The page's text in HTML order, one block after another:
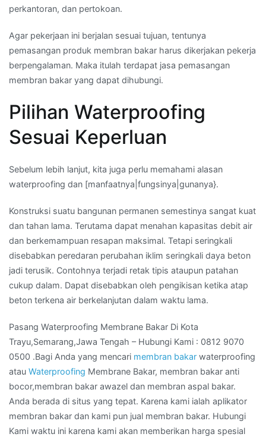
perkantoran, dan pertokoan.
Agar pekerjaan ini berjalan sesuai tujuan, tentunya
pemasangan produk membran bakar harus dikerjakan pekerja
berpengalaman. Maka itulah terdapat jasa pemasangan
membran bakar yang dapat dihubungi.
Pilihan Waterproofing
Sesuai Keperluan
Sebelum lebih lanjut, kita juga perlu memahami alasan
waterproofing dan [manfaatnya|fungsinya|gunanya}.
Konstruksi suatu bangunan permanen semestinya sangat kuat
dan tahan lama. Terutama dapat menahan kapasitas debit air
dan berkemampuan resapan maksimal. Tetapi seringkali
disebabkan peredaran perubahan iklim seringkali daya beton
jadi terusik. Contohnya terjadi retak tipis ataupun patahan
cukup dalam. Dapat disebabkan oleh pengikisan ketika atap
beton terkena air berkelanjutan dalam waktu lama.
Pasang Waterproofing Membrane Bakar Di Kota
Trayu,Semarang,Jawa Tengah – Hubungi Kami : 0812 9070
0500 .Bagi Anda yang mencari membran bakar waterproofing
atau Waterproofing Membrane Bakar, membran bakar anti
bocor,membran bakar awazel dan membran aspal bakar.
Anda berada di situs yang tepat. Karena kami ialah aplikator
membran bakar dan kami pun jual membran bakar. Hubungi
Kami waktu ini karena kami akan memberikan harga spesial